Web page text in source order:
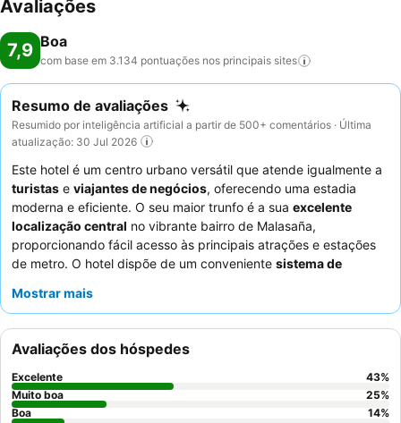
Avaliações
7,9 Boa
com base em 3.134 pontuações nos principais sites
Resumo de avaliações
Resumido por inteligência artificial a partir de 500+ comentários · Última
atualização: 30 Jul 2026
Este hotel é um centro urbano versátil que atende igualmente a
turistas e viajantes de negócios, oferecendo uma estadia
moderna e eficiente. O seu maior trunfo é a sua excelente
localização central no vibrante bairro de Malasaña,
proporcionando fácil acesso às principais atrações e estações
de metro. O hotel dispõe de um conveniente sistema de
simplificado, aumentando a sensação de privacidade e
funcionários atenciosos e prestativos
disponíveis via WhatsApp para quaisquer questões, e apreciam
o pequeno-almoço simples, mas satisfatório, que inclui sumo de
laranja fresco e torradas saborosas entregues diretamente no
quarto. Para uma experiência mais tranquila, os hóspedes
Mostrar mais
Avaliações dos hóspedes
Excelente 43%
Muito boa
25%
Boa
14%